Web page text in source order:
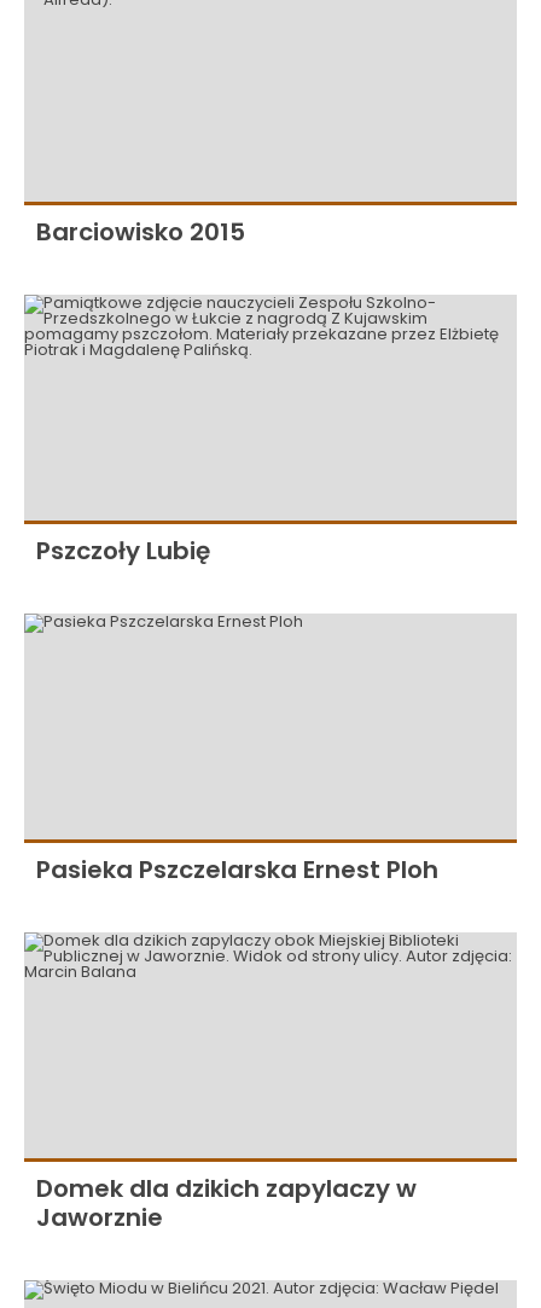
Barciowisko 2015
Pszczoły Lubię
Pasieka Pszczelarska Ernest Ploh
Domek dla dzikich zapylaczy w
Jaworznie